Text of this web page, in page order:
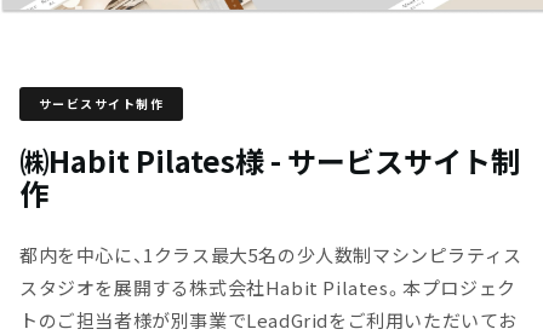
サービスサイト制作
㈱Habit Pilates様 - サービスサイト制
作
都内を中心に、1クラス最大5名の少人数制マシンピラティス
スタジオを展開する株式会社Habit Pilates。本プロジェク
トのご担当者様が別事業でLeadGridをご利用いただいてお